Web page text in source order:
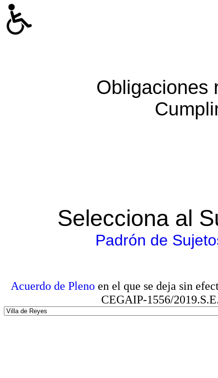
Obligaciones
Selecciona al
Padrón de
Acuerdo de Pleno en el que se deja sin
CEGAIP-1556/